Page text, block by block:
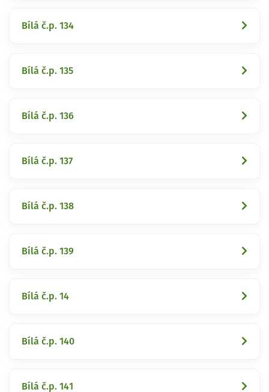
Bílá č.p. 134
Bílá č.p. 135
Bílá č.p. 136
Bílá č.p. 137
Bílá č.p. 138
Bílá č.p. 139
Bílá č.p. 14
Bílá č.p. 140
Bílá č.p. 141